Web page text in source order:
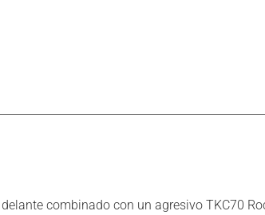
delante combinado con un agresivo TKC70